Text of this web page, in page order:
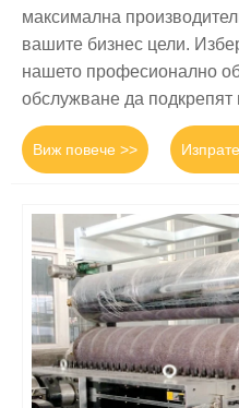
максимална
вашите бизнес цели.
нашето професионално
обслужване да подкрепят
Виж повече >>